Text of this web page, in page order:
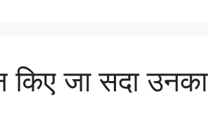
किए जा सदा उनका